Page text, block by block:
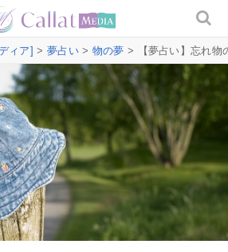
ィア] > 夢占い> 物の夢 > 【夢占い】忘れ物